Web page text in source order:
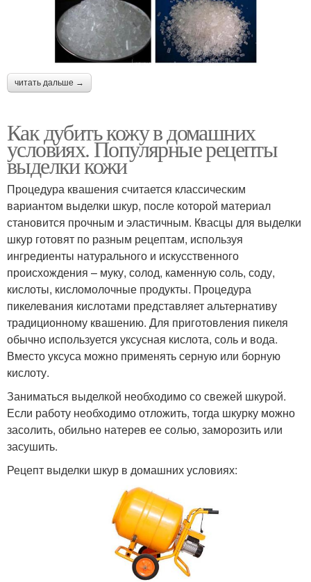
читать дальше →
Как дубить кожу в домашних
условиях. Популярные рецепты
выделки кожи
Процедура квашения считается классическим
вариантом выделки шкур, после которой материал
становится прочным и эластичным. Квасцы для выделки
шкур готовят по разным рецептам, используя
ингредиенты натурального и искусственного
происхождения – муку, солод, каменную соль, соду,
кислоты, кисломолочные продукты. Процедура
пикелевания кислотами представляет альтернативу
традиционному квашению. Для приготовления пикеля
обычно используется уксусная кислота, соль и вода.
Вместо уксуса можно применять серную или борную
кислоту.
Заниматься выделкой необходимо со свежей шкурой.
Если работу необходимо отложить, тогда шкурку можно
засолить, обильно натерев ее солью, заморозить или
засушить.
Рецепт выделки шкур в домашних условиях: